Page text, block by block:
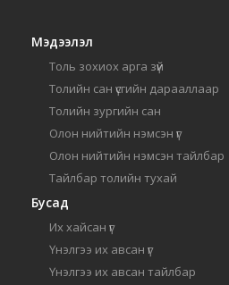
Мэдээлэл
Толь зохиох арга зүй
Толийн сан үсгийн дарааллаар
Толийн зургийн сан
Олон нийтийн нэмсэн үг
Олон нийтийн нэмсэн тайлбар
Тайлбар толийн тухай
Бусад
Их хайсан үг
Үнэлгээ их авсан үг
Үнэлгээ их авсан тайлбар